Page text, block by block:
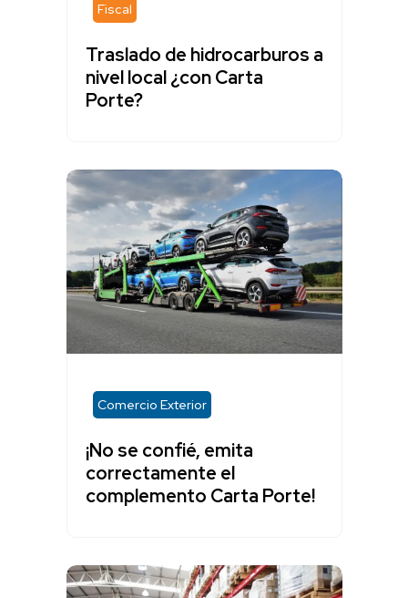
Fiscal
Traslado de hidrocarburos a
nivel local ¿con Carta
Porte?
Comercio Exterior
¡No se confié, emita
correctamente el
complemento Carta Porte!